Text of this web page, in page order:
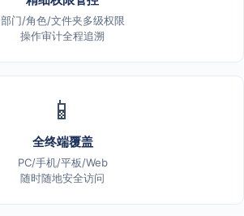
部门/角色/文件夹多级权限
操作审计全程追溯
📱
全终端覆盖
PC/手机/平板/Web
随时随地安全访问